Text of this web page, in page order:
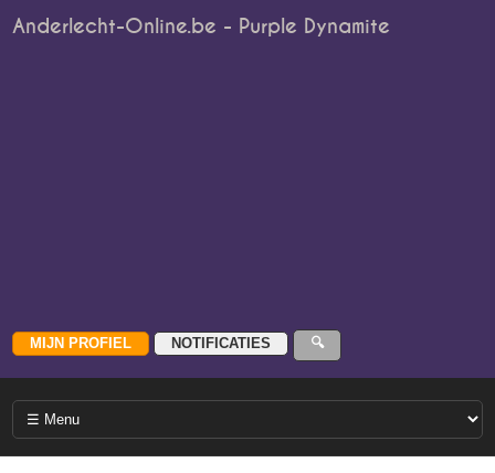
Anderlecht-Online.be - Purple Dynamite